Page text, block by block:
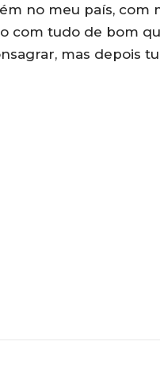
no meu país, com
com tudo de bom
mas depois